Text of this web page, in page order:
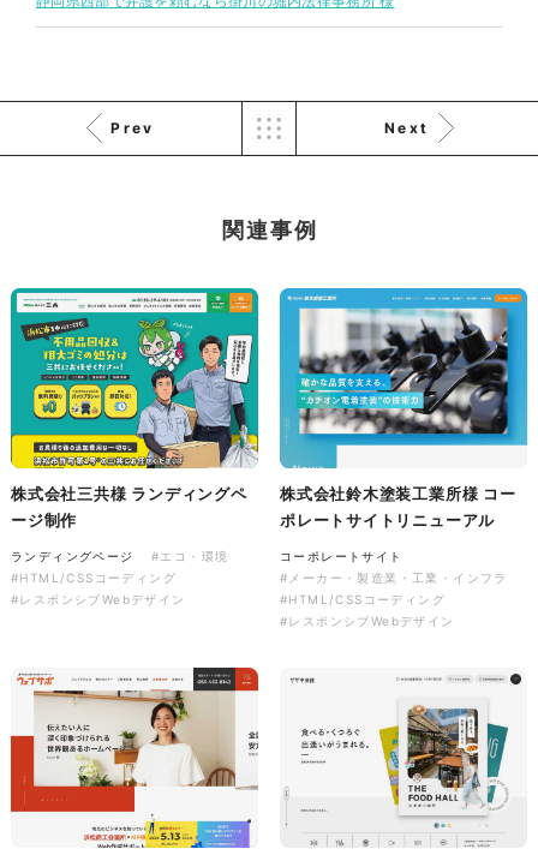
株式会社三共様 会社案内パン
印刷物
#イラスト
株式会社三共様 さんきょちゃ
んぬいぐるみ
株式会社三共様 ドリップコー
ノベルティ
株式会社バスコフーズ様
FRUITFRUIT SNACK パッケ
ージデザイン
Prev Next
関連事例
株式会社三共様 ランディングペ
ージ制作
ランディングページ
#エコ・環境
#HTML/CSSコーディング
#レスポンシブWebデザイン
株式会社鈴木塗装工業所様 コー
ポレートサイトリニューアル
コーポレートサイト
#メーカー・製造業・工業・インフラ
#HTML/CSSコーディング
#レスポンシブWebデザイン